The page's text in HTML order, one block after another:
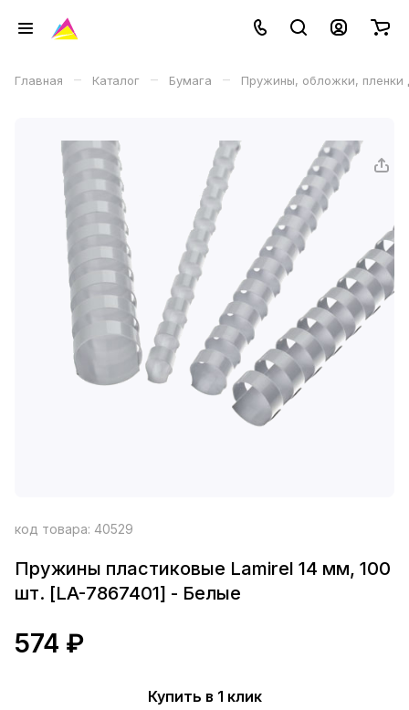
Главная – Каталог – Бумага – Пружины, обложки, пленки
код товара: 40529
Пружины пластиковые Lamirel 14 мм, 100
шт. [LA-7867401] - Белые
574 ₽
Купить в 1 клик